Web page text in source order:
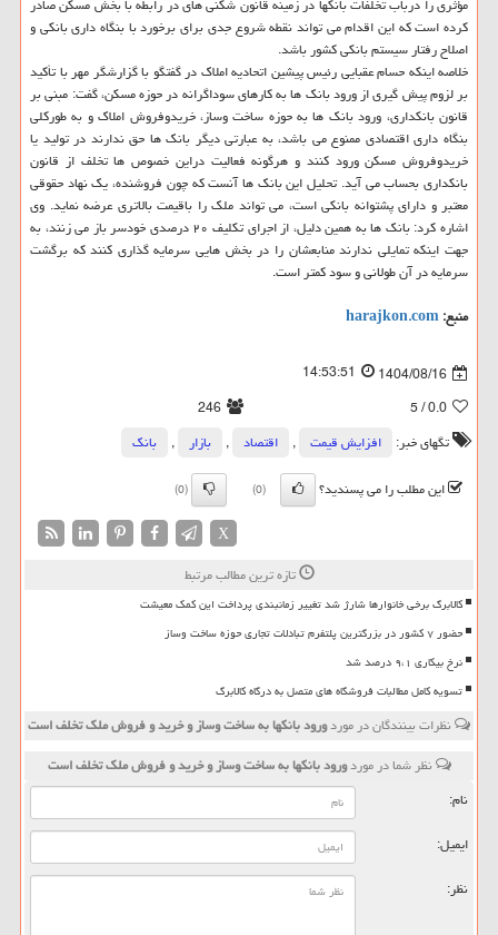
کرده است که این اقدام می تواند نقطه شروع جدی برای برخورد با بنگاه داری بانکی و
اصلاح رفتار سیستم بانکی کشور باشد.
خلاصه اینکه حسام عقبایی رئیس پیشین اتحادیه املاک در گفتگو با گزارشگر مهر با تأکید
بر لزوم پیش گیری از ورود بانک ها به کارهای سوداگرانه در حوزه مسکن، گفت: مبنی بر
قانون بانکداری، ورود بانک ها به حوزه ساخت وساز، خریدوفروش املاک و به طورکلی
بنگاه داری اقتصادی ممنوع می باشد، به عبارتی دیگر بانک ها حق ندارند در تولید یا
خریدوفروش مسکن ورود کنند و هرگونه فعالیت دراین خصوص ها تخلف از قانون
بانکداری بحساب می آید. تحلیل این بانک ها آنست که چون فروشنده، یک نهاد حقوقی
معتبر و دارای پشتوانه بانکی است، می تواند ملک را باقیمت بالاتری عرضه نماید. وی
اشاره کرد: بانک ها به همین دلیل، از اجرای تکلیف ۲۰ درصدی خودسر باز می زنند، به
جهت اینکه تمایلی ندارند منابعشان را در بخش هایی سرمایه گذاری کنند که برگشت
سرمایه در آن طولانی و سود کمتر است.
منبع:harajkon.com
1404/08/16
14:53:51
0.0
/ 5
246
تگهای خبر:
افزایش قیمت , اقتصاد , بازار ,
بانك
این مطلب را می پسندید؟
(0)
(0)
X
تازه ترین مطالب مرتبط
کالابرگ برخی خانوارها شارژ شد تغییر زمانبندی پرداخت این کمک معیشت
حضور ۷ کشور در بزرگترین پلتفرم تبادلات تجاری حوزه ساخت وساز
نرخ بیکاری ۹،۱ درصد شد
تسویه کامل مطالبات فروشگاه های متصل به درگاه کالابرگ
نظرات بینندگان در موردورود بانکها به ساخت وساز و خرید و فروش ملک تخلف است
نظر شما در موردورود بانکها به ساخت وساز و خرید و فروش ملک تخلف است
نام:
ایمیل:
نظر: